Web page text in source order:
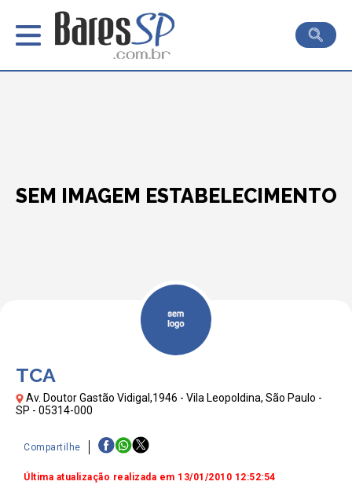
SEM IMAGEM ESTABELECIMENTO
TCA
Av. Doutor Gastão Vidigal,1946 - Vila Leopoldina, São Paulo -
SP - 05314-000
Compartilhe
Última atualização realizada em 13/01/2010 12:52:54